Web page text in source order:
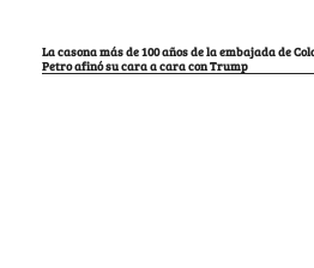
La casona más de 100 años de la embajada de
Petro afinó su cara a cara con Trump